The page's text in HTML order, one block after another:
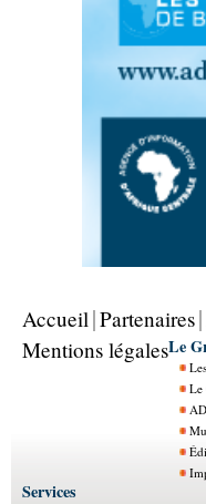
Accueil Partenaires
Mentions légalesLe
Le
Services